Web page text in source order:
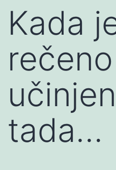
Kada
tada…